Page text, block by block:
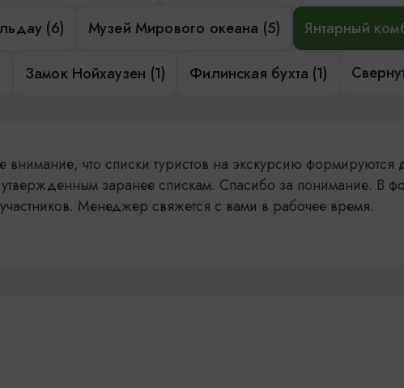
(6) Музей Мирового океана (5) Янтарный
Замок Нойхаузен (1) Филинская бухта (1)
внимание, что списки туристов на экскурсию формируются
утвержденным заранее спискам. Спасибо за понимание. В
Менеджер свяжется с вами в рабочее время.